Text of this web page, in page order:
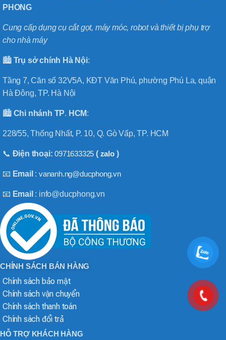
PHONG
Cung cấp dụng cụ cắt gọt, máy móc, robot và thiết bị phụ trợ
cho nhà máy
🏙️ Trụ sở chính Hà Nội:
Tầng 7, Căn số 32V5A, KĐT Văn Phú, phường Phú La, quận
Hà Đông, TP. Hà Nội
🏙️ Chi nhánh TP. HCM:
228/55, Thống Nhất, P. 10, Q. Gò Vấp, TP. HCM
📞 Điện thoại:0971633325 ( zalo)
📧 Email :vananh.ng@ducphong.vn
📧 Email : info@ducphong.vn
CHÍNH SÁCH BÁN HÀNG
Chính sách bảo mật
Chính sách vận chuyển
Chính sách thanh toán
Chính sách đổi trả
HỖ TRỢ KHÁCH HÀNG